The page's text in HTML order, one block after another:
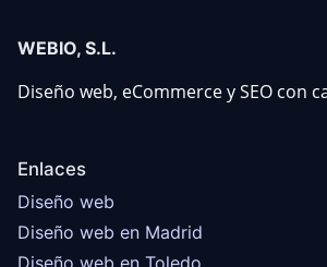
WEBIO, S.L.
Diseño web, eCommerce y SEO con
Enlaces
Diseño web
Diseño web en Madrid
Diseño web en Toledo